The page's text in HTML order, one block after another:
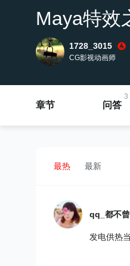
Maya特
1728_3015
CG影视动画师
章节
3
问答
最热 最新
qq_都不
发电供热